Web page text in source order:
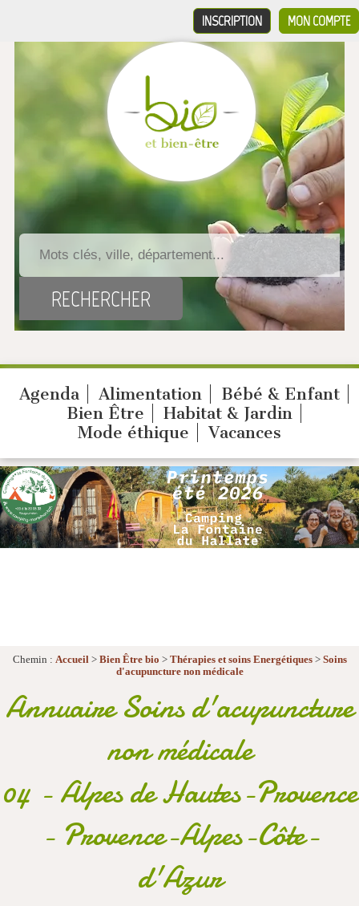
MON COMPTE
INSCRIPTION
Agenda Alimentation
Bébé & Enfant
Bien Être
Habitat & Jardin
Mode éthique
Vacances
Chemin : Accueil> Bien Être bio > Thérapies et soins Energétiques > Soins
d'acupuncture non médicale
Annuaire Soins d'acupuncture
non médicale
04 - Alpes de Hautes-Provence
- Provence-Alpes-Côte-
d'Azur